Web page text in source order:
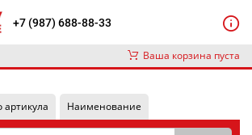
+7 (987) 688-88-33
Ваша корзина пуста
артикула Наименование